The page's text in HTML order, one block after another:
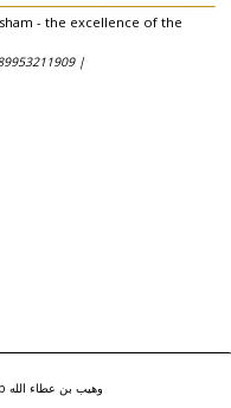
- the excellence of the
|
Ibn Ata'i Allah, Wahib وهيب بن عطاء الله